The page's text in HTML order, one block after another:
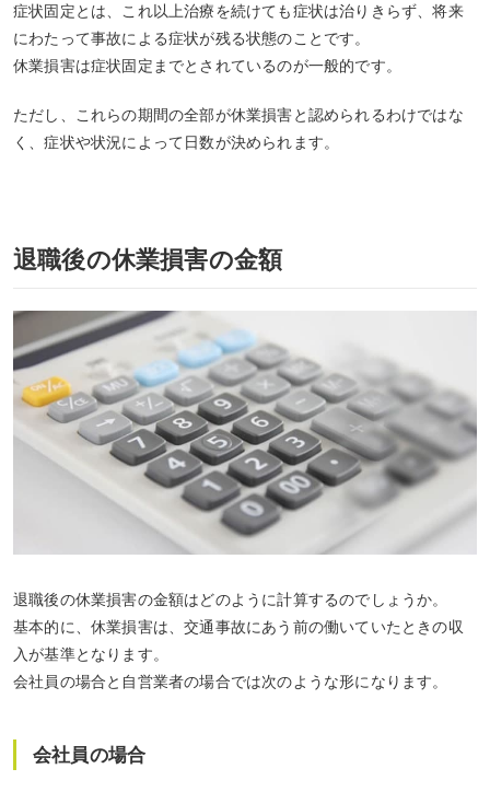
症状固定とは、これ以上治療を続けても症状は治りきらず、将来
にわたって事故による症状が残る状態のことです。
休業損害は症状固定までとされているのが一般的です。
ただし、これらの期間の全部が休業損害と認められるわけではな
く、症状や状況によって日数が決められます。
退職後の休業損害の金額
退職後の休業損害の金額はどのように計算するのでしょうか。
基本的に、休業損害は、交通事故にあう前の働いていたときの収
入が基準となります。
会社員の場合と自営業者の場合では次のような形になります。
会社員の場合